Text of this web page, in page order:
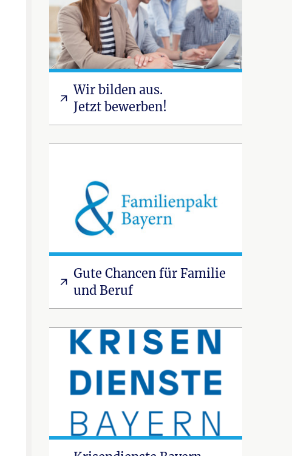
Wir bilden aus.
Jetzt bewerben!
Gute Chancen für Familie
und Beruf